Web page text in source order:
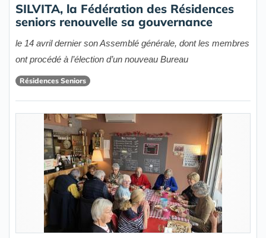
SILVITA, la Fédération des Résidences
seniors renouvelle sa gouvernance
le 14 avril dernier son Assemblé générale, dont les membres
ont procédé à l’élection d’un nouveau Bureau
Résidences Seniors